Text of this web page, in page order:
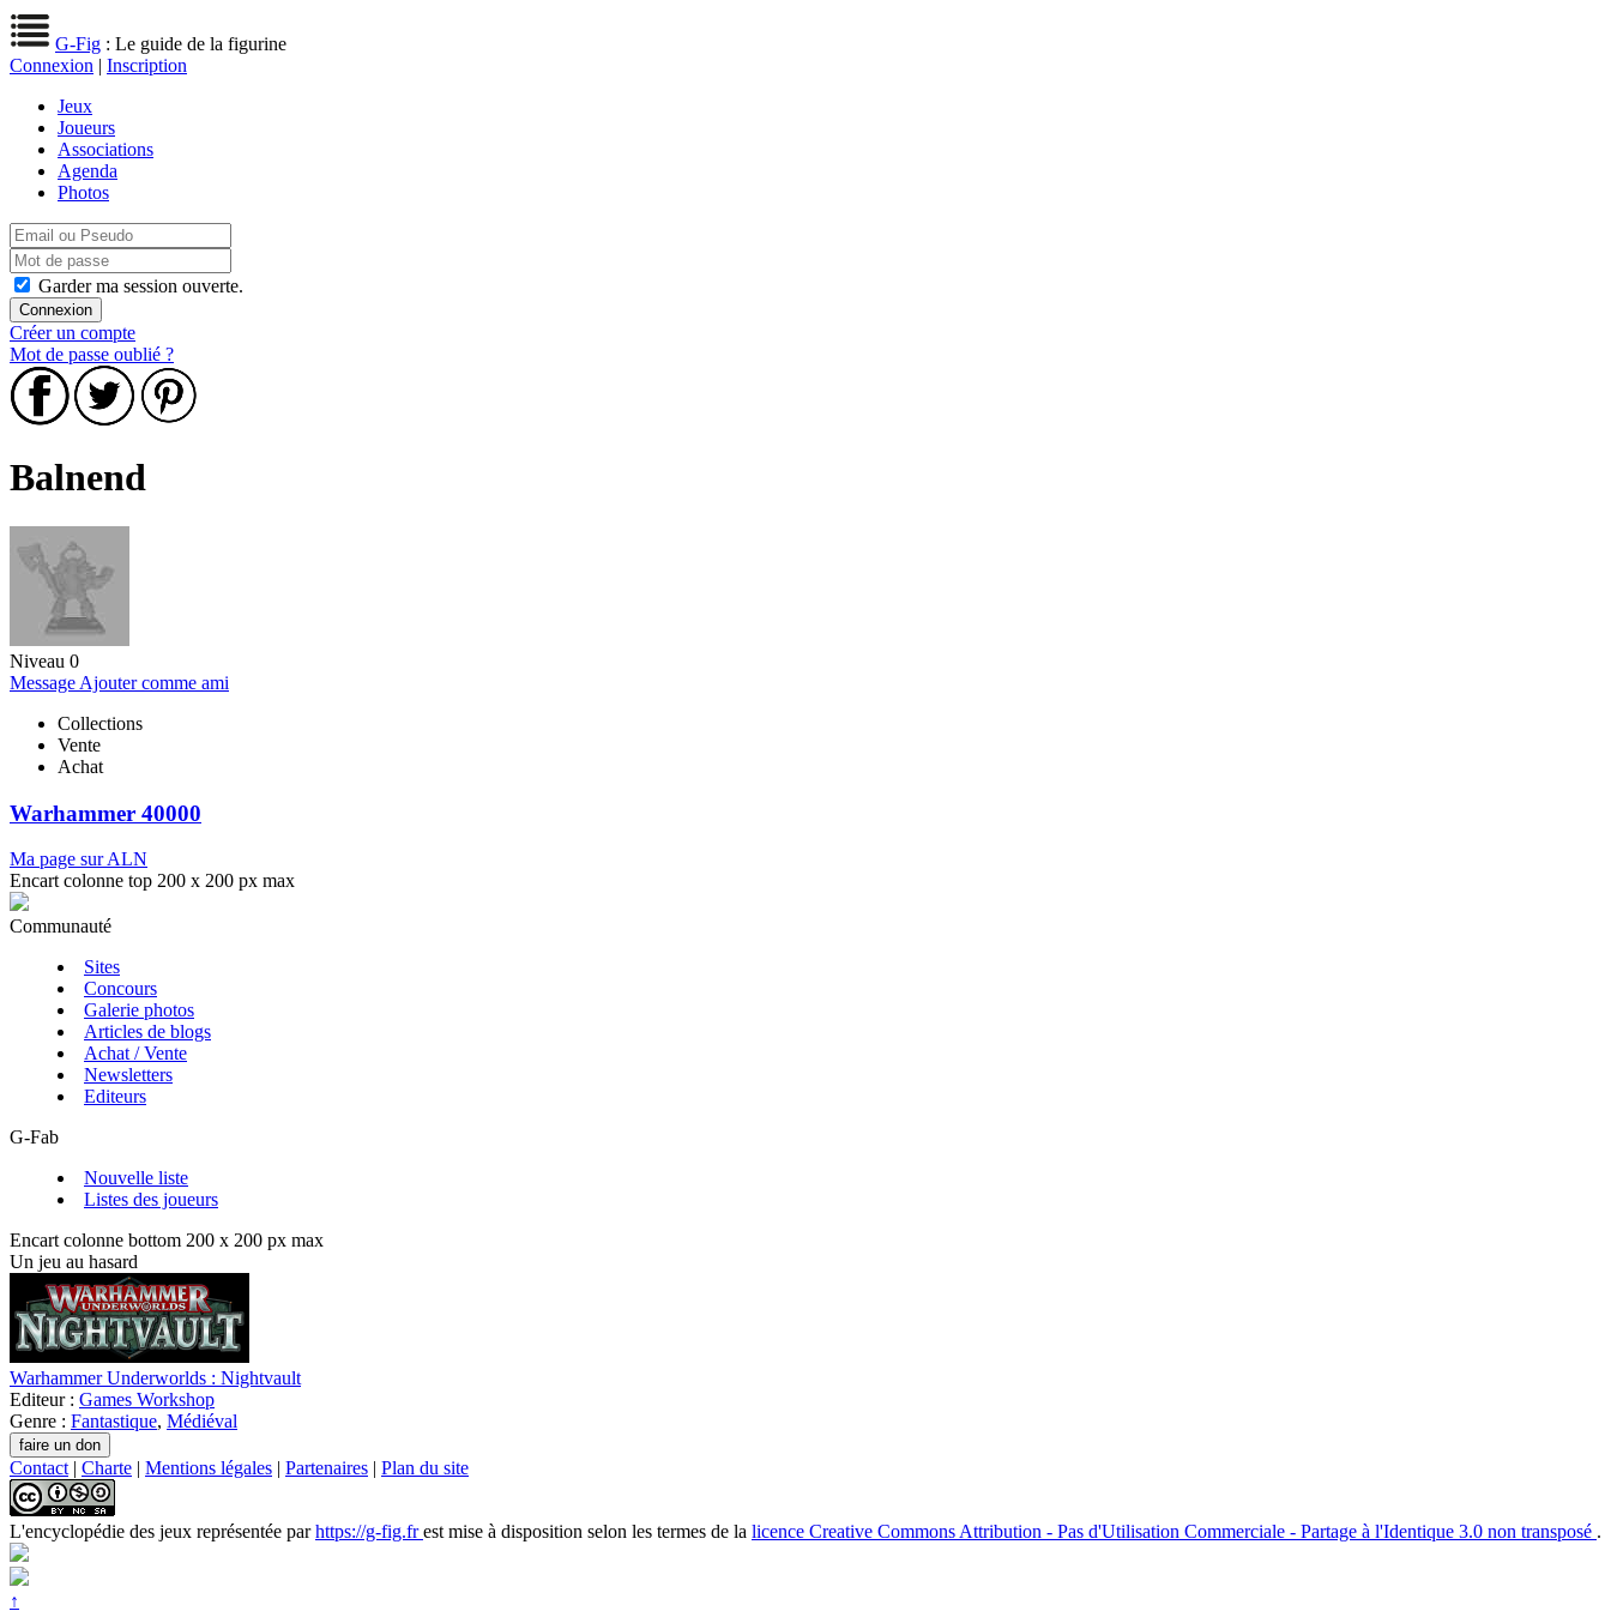
G-Fig : Le guide de la figurine
Connexion | Inscription
Jeux
Joueurs
Associations
Agenda
Photos
Garder ma session ouverte.
Créer un compte
Mot de passe oublié ?
Balnend
Niveau 0
Message Ajouter comme ami
Collections
Vente
Achat
Warhammer 40000
Ma page sur ALN
Encart colonne top 200 x 200 px max
Communauté
Sites
Concours
Galerie photos
Articles de blogs
Achat / Vente
Newsletters
Editeurs
G-Fab
Nouvelle liste
Listes des joueurs
Encart colonne bottom 200 x 200 px max
Un jeu au hasard
Warhammer Underworlds : Nightvault
Editeur : Games Workshop
Genre : Fantastique, Médiéval
Contact | Charte | Mentions légales | Partenaires | Plan du site
L'encyclopédie des jeux représentée parhttps://g-fig.frest mise à disposition selon les termes de la licence Creative Commons Attribution - Pas d'Utilisation Commerciale - Partage à l'Identique 3.0 non transposé .
↑